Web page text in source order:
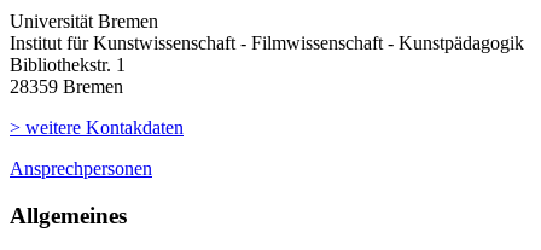
Universität Bremen
Institut für Kunstwissenschaft - Filmwissenschaft - Kunstpädagogik
Bibliothekstr. 1
28359 Bremen
> weitere Kontakdaten
Ansprechpersonen
Allgemeines